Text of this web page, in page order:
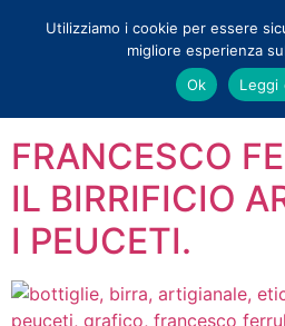
graphic
FRANCESCO
IL BIRRIFICIO
I PEUCETI.
Utilizziamo i cookie per essere
migliore esperienza
Ok
Leggi